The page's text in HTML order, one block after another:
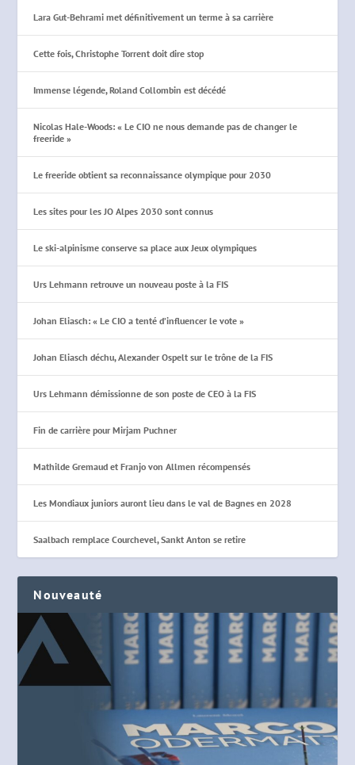
Lara Gut-Behrami met définitivement un terme à sa carrière
Cette fois, Christophe Torrent doit dire stop
Immense légende, Roland Collombin est décédé
Nicolas Hale-Woods: « Le CIO ne nous demande pas de changer le
freeride »
Le freeride obtient sa reconnaissance olympique pour 2030
Les sites pour les JO Alpes 2030 sont connus
Le ski-alpinisme conserve sa place aux Jeux olympiques
Urs Lehmann retrouve un nouveau poste à la FIS
Johan Eliasch: « Le CIO a tenté d’influencer le vote »
Johan Eliasch déchu, Alexander Ospelt sur le trône de la FIS
Urs Lehmann démissionne de son poste de CEO à la FIS
Fin de carrière pour Mirjam Puchner
Mathilde Gremaud et Franjo von Allmen récompensés
Les Mondiaux juniors auront lieu dans le val de Bagnes en 2028
Saalbach remplace Courchevel, Sankt Anton se retire
Nouveauté